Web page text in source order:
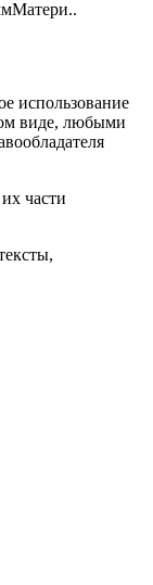
использование
виде, любыми
части